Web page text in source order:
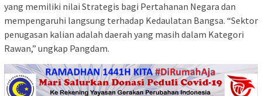
yang memiliki nilai Strategis bagi Pertahanan Negara dan
mempengaruhi langsung terhadap Kedaulatan Bangsa. “Sektor
penugasan kalian adalah daerah yang masih dalam Kategori
Rawan,” ungkap Pangdam.